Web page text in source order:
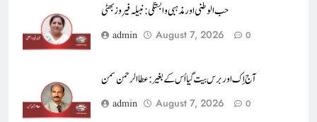
حب الوطنی اور مذہبی وابستگی : نبیلہ فیروز بھٹی
admin August 7, 2026 0
آج اِک اور برس بیت گیا اُس کے بغیر : عطاالرحمن سمن
admin August 7, 2026 0